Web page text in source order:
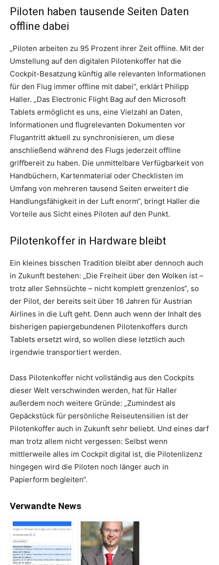
Piloten haben tausende Seiten Daten
offline dabei
„Piloten arbeiten zu 95 Prozent ihrer Zeit offline. Mit der
Umstellung auf den digitalen Pilotenkoffer hat die
Cockpit-Besatzung künftig alle relevanten Informationen
für den Flug immer offline mit dabei“, erklärt Philipp
Haller. „Das Electronic Flight Bag auf den Microsoft
Tablets ermöglicht es uns, eine Vielzahl an Daten,
Informationen und flugrelevanten Dokumenten vor
Flugantritt aktuell zu synchronisieren, um diese
anschließend während des Flugs jederzeit offline
griffbereit zu haben. Die unmittelbare Verfügbarkeit von
Handbüchern, Kartenmaterial oder Checklisten im
Umfang von mehreren tausend Seiten erweitert die
Handlungsfähigkeit in der Luft enorm“, bringt Haller die
Vorteile aus Sicht eines Piloten auf den Punkt.
Pilotenkoffer in Hardware bleibt
Ein kleines bisschen Tradition bleibt aber dennoch auch
in Zukunft bestehen: „Die Freiheit über den Wolken ist –
trotz aller Sehnsüchte – nicht komplett grenzenlos“, so
der Pilot, der bereits seit über 16 Jahren für Austrian
Airlines in die Luft geht. Denn auch wenn der Inhalt des
bisherigen papiergebundenen Pilotenkoffers durch
Tablets ersetzt wird, so wollen diese letztlich auch
irgendwie transportiert werden.
Dass Pilotenkoffer nicht vollständig aus den Cockpits
dieser Welt verschwinden werden, hat für Haller
außerdem noch weitere Gründe: „Zumindest als
Gepäckstück für persönliche Reiseutensilien ist der
Pilotenkoffer auch in Zukunft sehr beliebt. Und eines darf
man trotz allem nicht vergessen: Selbst wenn
mittlerweile alles im Cockpit digital ist, die Pilotenlizenz
hingegen wird die Piloten noch länger auch in
Papierform begleiten“.
Verwandte News